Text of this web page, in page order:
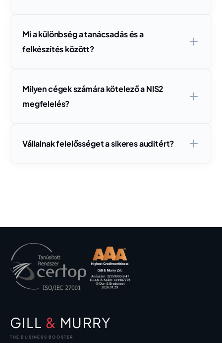
Mi a különbség a tanácsadás és a
felkészítés között?
Milyen cégek számára kötelező a NIS2
megfelelés?
Vállalnak felelősséget a sikeres auditért?
GILL & MURRY
THE BUSINESS BOOSTER